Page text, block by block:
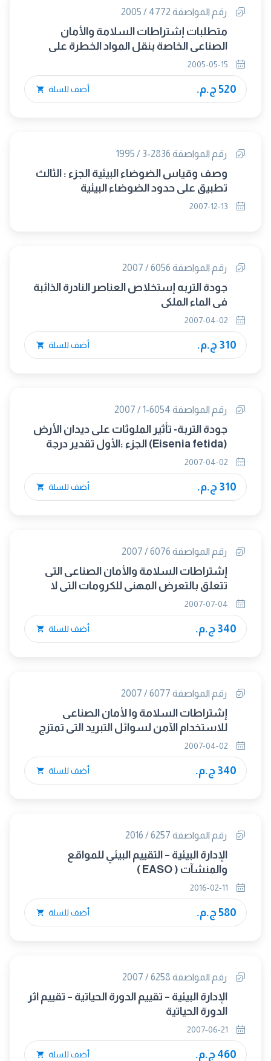
رقم المواصفة 4772 / 2005
متطلبات إشتراطات السلامة والأمان
الصناعي الخاصة بنقل المواد الخطرة على
الطرق
520 ج.م. أضف للسلة
رقم المواصفة 2836-3 / 1995
وصف وقياس الضوضاء البيئية الجزء : الثالث
تطبيق على حدود الضوضاء البيئية
رقم المواصفة 6056 / 2007
جودة التربه إستخلاص العناصر النادرة الذائبة
فى الماء الملكى
310 ج.م. أضف للسلة
رقم المواصفة 6054-1 / 2007
جودة التربة- تأثير الملوثات على ديدان الأرض
(Eisenia fetida) الجزء :الأول تقدير درجة
السمية الحادة بإستخدام الأرض الصناعية
310 ج.م. أضف للسلة
رقم المواصفة 6076 / 2007
إشتراطات السلامة والأمان الصناعى التى
تتعلق بالتعرض المهنى للكرومات التى لا
تذوب فى الماء
340 ج.م. أضف للسلة
رقم المواصفة 6077 / 2007
إشتراطات السلامة وا لأمان الصناعى
للاستخدام الآمن لسوائل التبريد التي تمتزج
بالماء والمستخدمة عند تشغيل المعادن
340 ج.م. أضف للسلة
رقم المواصفة 6257 / 2016
الإدارة البيئية – التقييم البيئي للمواقع
والمنشآت ( EASO )
580 ج.م. أضف للسلة
رقم المواصفة 6258 / 2007
الإدارة البيئية – تقييم الدورة الحياتية – تقييم اثر
الدورة الحياتية
460 ج.م. أضف للسلة